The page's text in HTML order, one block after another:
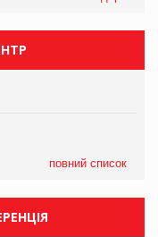
повний список